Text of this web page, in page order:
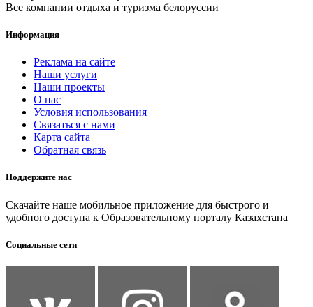
Все компании отдыха и туризма белоруссии
Информация
Реклама на сайте
Наши услуги
Наши проекты
О нас
Условия использования
Связаться с нами
Карта сайта
Обратная связь
Поддержите нас
Скачайте наше мобильное приложение для быстрого и
удобного доступа к Образовательному порталу Казахстана
Социальные сети